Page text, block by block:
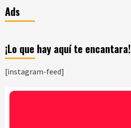
Ads
¡Lo que hay aquí te encantara!
[instagram-feed]